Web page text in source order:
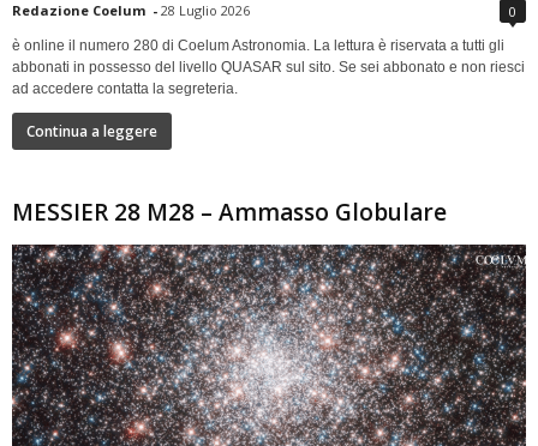
Redazione Coelum - 28 Luglio 2026 0
è online il numero 280 di Coelum Astronomia. La lettura è riservata a tutti gli
abbonati in possesso del livello QUASAR sul sito. Se sei abbonato e non riesci
ad accedere contatta la segreteria.
Continua a leggere
MESSIER 28 M28 – Ammasso Globulare